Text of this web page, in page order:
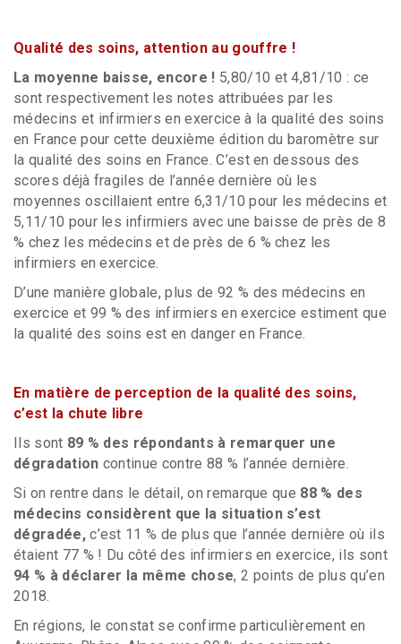
Qualité des soins, attention au gouffre !
La moyenne baisse, encore ! 5,80/10 et 4,81/10 : ce
sont respectivement les notes attribuées par les
médecins et infirmiers en exercice à la qualité des soins
en France pour cette deuxième édition du baromètre sur
la qualité des soins en France. C’est en dessous des
scores déjà fragiles de l’année dernière où les
moyennes oscillaient entre 6,31/10 pour les médecins et
5,11/10 pour les infirmiers avec une baisse de près de 8
% chez les médecins et de près de 6 % chez les
infirmiers en exercice.
D’une manière globale, plus de 92 % des médecins en
exercice et 99 % des infirmiers en exercice estiment que
la qualité des soins est en danger en France.
En matière de perception de la qualité des soins,
c’est la chute libre
Ils sont 89 % des répondants à remarquer une
dégradation continue contre 88 % l’année dernière.
Si on rentre dans le détail, on remarque que 88 % des
médecins considèrent que la situation s’est
dégradée,c’est 11 % de plus que l’année dernière où ils
étaient 77 % ! Du côté des infirmiers en exercice, ils sont
94 % à déclarer la même chose, 2 points de plus qu’en
2018.
En régions, le constat se confirme particulièrement en